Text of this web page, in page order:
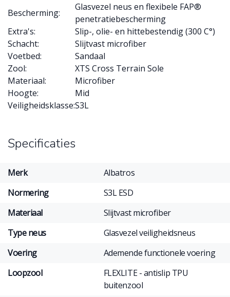
Bescherming:
Glasvezel neus en flexibele FAP®
penetratiebescherming
Extra's:
Slip-, olie- en hittebestendig (300 C°)
Schacht:
Slijtvast microfiber
Voetbed:
Sandaal
Zool:
XTS Cross Terrain Sole
Materiaal:
Microfiber
Hoogte:
Mid
Veiligheidsklasse:S3L
Specificaties
Merk
Albatros
Normering
S3L ESD
Materiaal
Slijtvast microfiber
Type neus
Glasvezel veiligheidsneus
Voering
Ademende functionele voering
Loopzool
FLEXLITE - antislip TPU
buitenzool